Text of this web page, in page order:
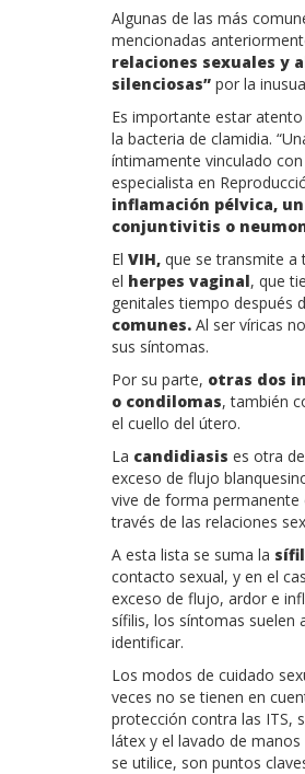
Algunas de las más
mencionadas
relaciones sexuales y
silenciosas” por la
Es importante estar
la bacteria de clamidia.
íntimamente vinculado
especialista en
inflamación pélvica,
conjuntivitis o
El VIH, que se transmite a
el herpes vaginal, que
genitales tiempo después
comunes. Al ser víricas
sus síntomas.
Por su parte, otras dos
o condilomas, también
el cuello del útero.
La candidiasis es otra
exceso de flujo
vive de forma permanente
través de las relaciones
A esta lista se suma la
contacto sexual, y en el
exceso de flujo, ardor e
sífilis, los síntomas suelen
identificar.
Los modos de cuidado
veces no se tienen en
protección contra las ITS,
látex y el lavado de
se utilice, son puntos